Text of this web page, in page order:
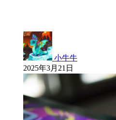
小牛牛
2025年3月21日